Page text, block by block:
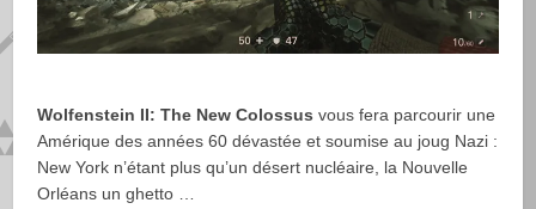
Wolfenstein II: The New Colossus vous fera parcourir une
Amérique des années 60 dévastée et soumise au joug Nazi :
New York n’étant plus qu’un désert nucléaire, la Nouvelle
Orléans un ghetto …